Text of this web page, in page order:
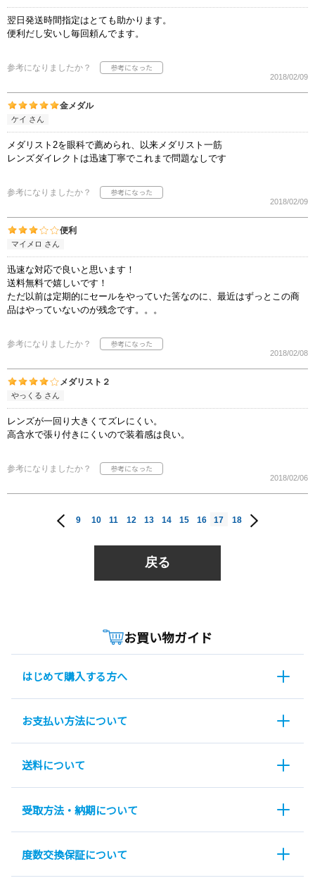
翌日発送時間指定はとても助かります。
便利だし安いし毎回頼んでます。
参考になりましたか？
2018/02/09
金メダル
ケイ さん
メダリスト2を眼科で薦められ、以来メダリスト一筋
レンズダイレクトは迅速丁寧でこれまで問題なしです
参考になりましたか？
2018/02/09
便利
マイメロ さん
迅速な対応で良いと思います！
送料無料で嬉しいです！
ただ以前は定期的にセールをやっていた筈なのに、最近はずっとこの商
品はやっていないのが残念です。。。
参考になりましたか？
2018/02/08
メダリスト２
やっくる さん
レンズが一回り大きくてズレにくい。
高含水で張り付きにくいので装着感は良い。
参考になりましたか？
2018/02/06
9 10 11 12 13 14 15 16 17 18
戻る
お買い物ガイド
はじめて購入する方へ
お支払い方法について
送料について
受取方法・納期について
度数交換保証について